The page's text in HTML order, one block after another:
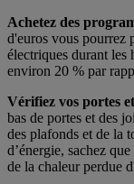
Achetez des
d'euros vous pourrez
électriques durant les
environ 20 % par
Vérifiez vos portes
bas de portes et des
des plafonds et de la
d’énergie, sachez
de la chaleur perdue